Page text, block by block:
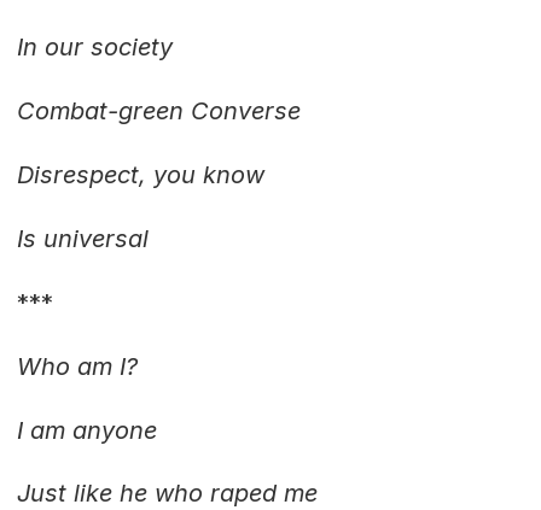
In our society
Combat-green Converse
Disrespect, you know
Is universal
***
Who am I?
I am anyone
Just like he who raped me